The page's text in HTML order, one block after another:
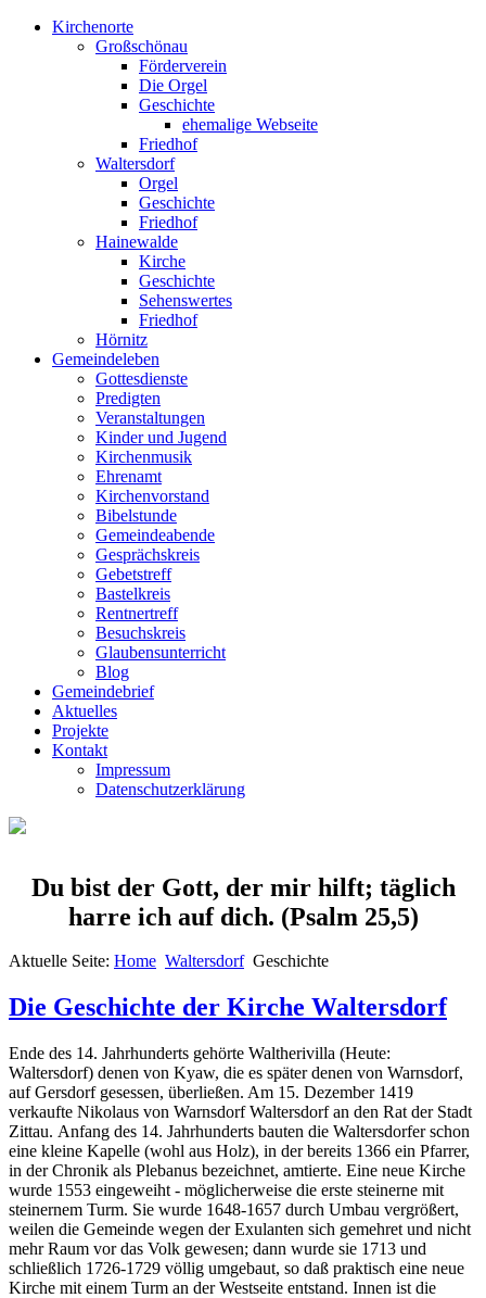
Kirchenorte
Großschönau
Förderverein
Die Orgel
Geschichte
ehemalige Webseite
Friedhof
Waltersdorf
Orgel
Geschichte
Friedhof
Hainewalde
Kirche
Geschichte
Sehenswertes
Friedhof
Hörnitz
Gemeindeleben
Gottesdienste
Predigten
Veranstaltungen
Kinder und Jugend
Kirchenmusik
Ehrenamt
Kirchenvorstand
Bibelstunde
Gemeindeabende
Gesprächskreis
Gebetstreff
Bastelkreis
Rentnertreff
Besuchskreis
Glaubensunterricht
Blog
Gemeindebrief
Aktuelles
Projekte
Kontakt
Impressum
Datenschutzerklärung
Du bist der Gott, der mir hilft; täglich
harre ich auf dich. (Psalm 25,5)
Aktuelle Seite: Home Waltersdorf Geschichte
Die Geschichte der Kirche Waltersdorf
Ende des 14. Jahrhunderts gehörte Waltherivilla (Heute:
Waltersdorf) denen von Kyaw, die es später denen von Warnsdorf,
auf Gersdorf gesessen, überließen. Am 15. Dezember 1419
verkaufte Nikolaus von Warnsdorf Waltersdorf an den Rat der Stadt
Zittau. Anfang des 14. Jahrhunderts bauten die Waltersdorfer schon
eine kleine Kapelle (wohl aus Holz), in der bereits 1366 ein Pfarrer,
in der Chronik als Plebanus bezeichnet, amtierte. Eine neue Kirche
wurde 1553 eingeweiht - möglicherweise die erste steinerne mit
steinernem Turm. Sie wurde 1648-1657 durch Umbau vergrößert,
weilen die Gemeinde wegen der Exulanten sich gemehret und nicht
mehr Raum vor das Volk gewesen; dann wurde sie 1713 und
schließlich 1726-1729 völlig umgebaut, so daß praktisch eine neue
Kirche mit einem Turm an der Westseite entstand. Innen ist die